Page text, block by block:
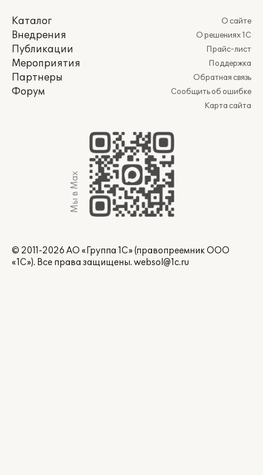
Каталог
Внедрения
Публикации
Мероприятия
Партнеры
Форум
О сайте
О решениях 1С
Прайс-лист
Поддержка
Обратная связь
Сообщить об ошибке
Карта сайта
Мы в Max
© 2011-2026 АО «Группа 1С» (правопреемник ООО
«1С»). Все права защищены. websol@1c.ru